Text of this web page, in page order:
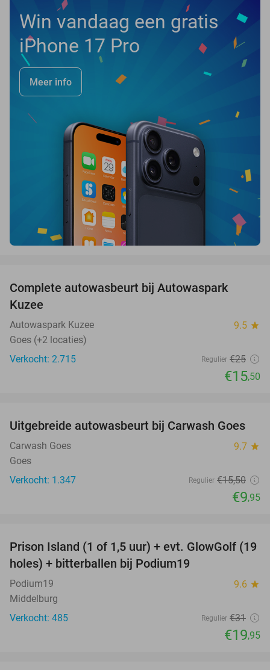
Win vandaag een gratis
iPhone 17 Pro
Meer info
Complete autowasbeurt bij Autowaspark
Kuzee
Autowaspark Kuzee 9.5 star
Goes (+2 locaties)
Verkocht: 2.715
Regulier €25
€15,50
36%
Uitgebreide autowasbeurt bij Carwash Goes
Carwash Goes 9.7 star
Goes
Verkocht: 1.347
Regulier €15,50
€9,95
36%
Prison Island (1 of 1,5 uur) + evt. GlowGolf (19
holes) + bitterballen bij Podium19
Podium19 9.6 star
Middelburg
Verkocht: 485
Regulier €31
€19,95